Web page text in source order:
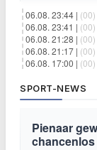
06.08. 23:44 | (00)
06.08. 23:41 | (00)
06.08. 21:28 | (00)
06.08. 21:17 | (00)
06.08. 17:00 | (00)
SPORT-NEWS
Pienaar
chancenlos